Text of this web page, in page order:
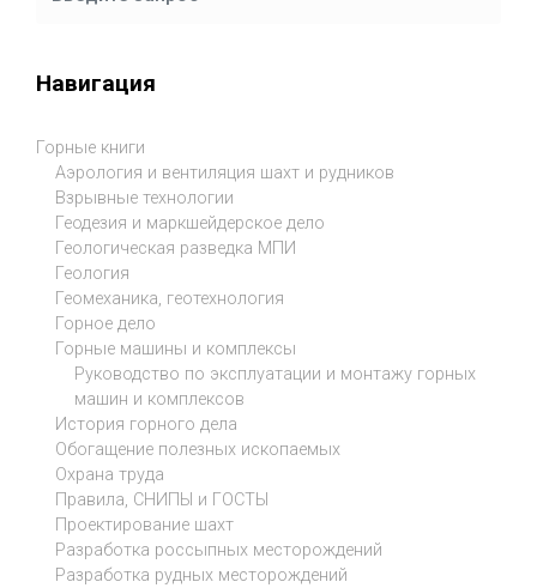
Навигация
Горные книги
Аэрология и вентиляция шахт и рудников
Взрывные технологии
Геодезия и маркшейдерское дело
Геологическая разведка МПИ
Геология
Геомеханика, геотехнология
Горное дело
Горные машины и комплексы
Руководство по эксплуатации и монтажу горных
машин и комплексов
История горного дела
Обогащение полезных ископаемых
Охрана труда
Правила, СНИПЫ и ГОСТЫ
Проектирование шахт
Разработка россыпных месторождений
Разработка рудных месторождений